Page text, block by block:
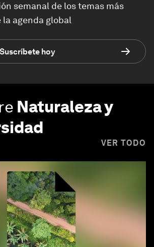
semanal de los temas más
agenda global
Suscríbete hoy
Naturaleza y
VER TODO